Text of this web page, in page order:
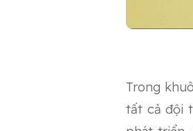
Trong
tất cả đội